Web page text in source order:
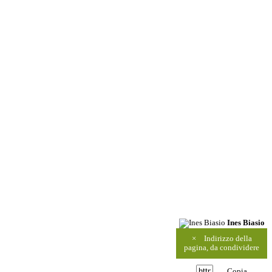
Ines Biasio
×
Indirizzo della
pagina, da condividere